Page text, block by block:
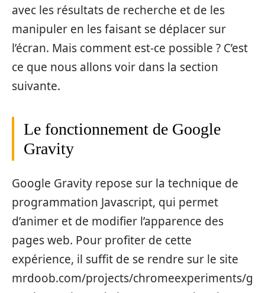
avec les résultats de recherche et de les
manipuler en les faisant se déplacer sur
l’écran. Mais comment est-ce possible ? C’est
ce que nous allons voir dans la section
suivante.
Le fonctionnement de Google
Gravity
Google Gravity repose sur la technique de
programmation Javascript, qui permet
d’animer et de modifier l’apparence des
pages web. Pour profiter de cette
expérience, il suffit de se rendre sur le site
mrdoob.com/projects/chromeexperiments/g